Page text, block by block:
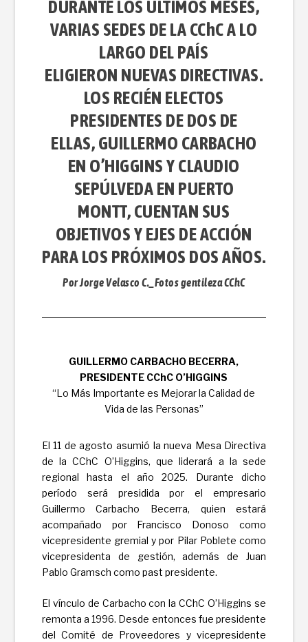
DURANTE LOS ÚLTIMOS MESES,
VARIAS SEDES DE LA CChC A LO
LARGO DEL PAÍS
ELIGIERON NUEVAS DIRECTIVAS.
LOS RECIÉN ELECTOS
PRESIDENTES DE DOS DE
ELLAS, GUILLERMO CARBACHO
EN O’HIGGINS Y CLAUDIO
SEPÚLVEDA EN PUERTO
MONTT, CUENTAN SUS
OBJETIVOS Y EJES DE ACCIÓN
PARA LOS PRÓXIMOS DOS AÑOS.
Por Jorge Velasco C._Fotos gentileza CChC
GUILLERMO CARBACHO BECERRA,
PRESIDENTE CChC O’HIGGINS
“Lo Más Importante es Mejorar la Calidad de
Vida de las Personas”
El 11 de agosto asumió la nueva Mesa Directiva
de la CChC O’Higgins, que liderará a la sede
regional hasta el año 2025. Durante dicho
período será presidida por el empresario
Guillermo Carbacho Becerra, quien estará
acompañado por Francisco Donoso como
vicepresidente gremial y por Pilar Poblete como
vicepresidenta de gestión, además de Juan
Pablo Gramsch como past presidente.
El vínculo de Carbacho con la CChC O’Higgins se
remonta a 1996. Desde entonces fue presidente
del Comité de Proveedores y vicepresidente